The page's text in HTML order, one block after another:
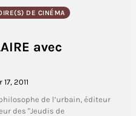
DE CINÉMA
avec
2011
de l’urbain, éditeur
des "Jeudis de